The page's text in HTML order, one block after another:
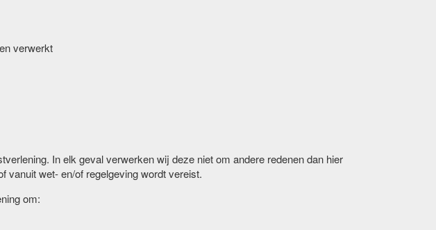
verwerkt
In elk geval verwerken wij deze niet om andere redenen dan hier
vanuit wet- en/of regelgeving wordt vereist.
om: